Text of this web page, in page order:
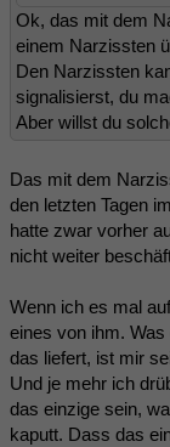
Ok, das mit dem
einem Narzissten
Den Narzissten
signalisierst, du
Aber willst du
Das mit dem
den letzten Tagen
hatte zwar vorher
nicht weiter
Wenn ich es mal
eines von ihm.
das liefert, ist mir
Und je mehr ich
das einzige sein,
kaputt. Dass das